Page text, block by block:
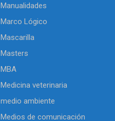
Manualidades
Marco Lógico
Mascarilla
Masters
MBA
Medicina veterinaria
medio ambiente
Medios de comunicación